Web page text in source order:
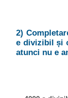
2)
e divizibil și
atunci nu e